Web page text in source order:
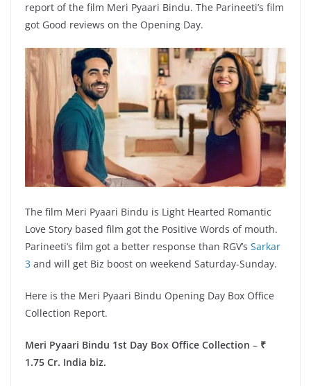
report of the film Meri Pyaari Bindu. The Parineeti’s film
got Good reviews on the Opening Day.
The film Meri Pyaari Bindu is Light Hearted Romantic
Love Story based film got the Positive Words of mouth.
Parineeti’s film got a better response than RGV’s Sarkar
3 and will get Biz boost on weekend Saturday-Sunday.
Here is the Meri Pyaari Bindu Opening Day Box Office
Collection Report.
Meri Pyaari Bindu 1st Day Box Office Collection – ₹
1.75 Cr. India biz.